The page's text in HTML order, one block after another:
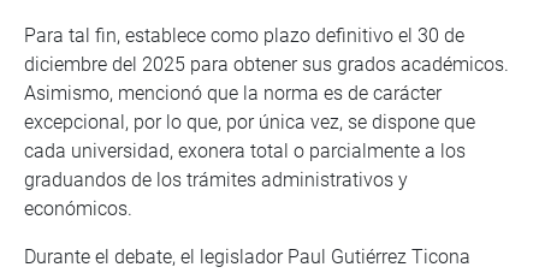
Para tal fin, establece como plazo definitivo el 30 de
diciembre del 2025 para obtener sus grados académicos.
Asimismo, mencionó que la norma es de carácter
excepcional, por lo que, por única vez, se dispone que
cada universidad, exonera total o parcialmente a los
graduandos de los trámites administrativos y
económicos.
Durante el debate, el legislador Paul Gutiérrez Ticona